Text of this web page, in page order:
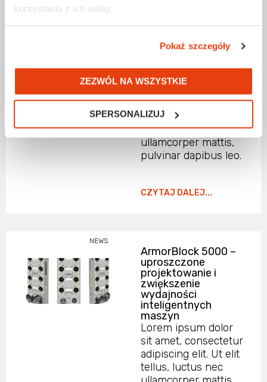
korzystania z ich usług.
Pokaż szczegóły
ZEZWÓL NA WSZYSTKIE
SPERSONALIZUJ
Nieprzerwany
cyfrowych a Edge
Computing
sit amet, consectetur
adipiscing elit. Ut elit
tellus, luctus nec
ullamcorper mattis,
pulvinar dapibus leo.
CZYTAJ DALEJ...
NEWS
ArmorBlock 5000 –
uproszczone
projektowanie i
zwiększenie
wydajności
inteligentnych
maszyn
Lorem ipsum dolor
sit amet, consectetur
adipiscing elit. Ut elit
tellus, luctus nec